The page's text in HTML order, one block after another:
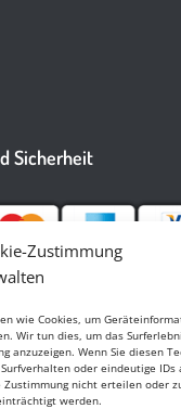
Zustimmung
wie Cookies, um
Wir tun dies, um das
anzuzeigen. Wenn Sie diesen
oder eindeutige IDs
Zustimmung nicht erteilen oder
werden.
Sicherheit